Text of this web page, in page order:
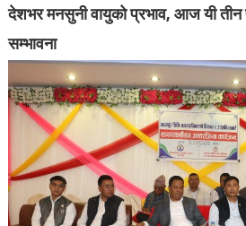
देशभर मनसुनी वायुको प्रभाव, आज यी तीन
सम्भावना